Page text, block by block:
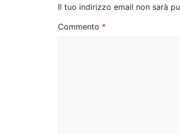
a
z
Il tuo indirizzo email non sarà
Commento *